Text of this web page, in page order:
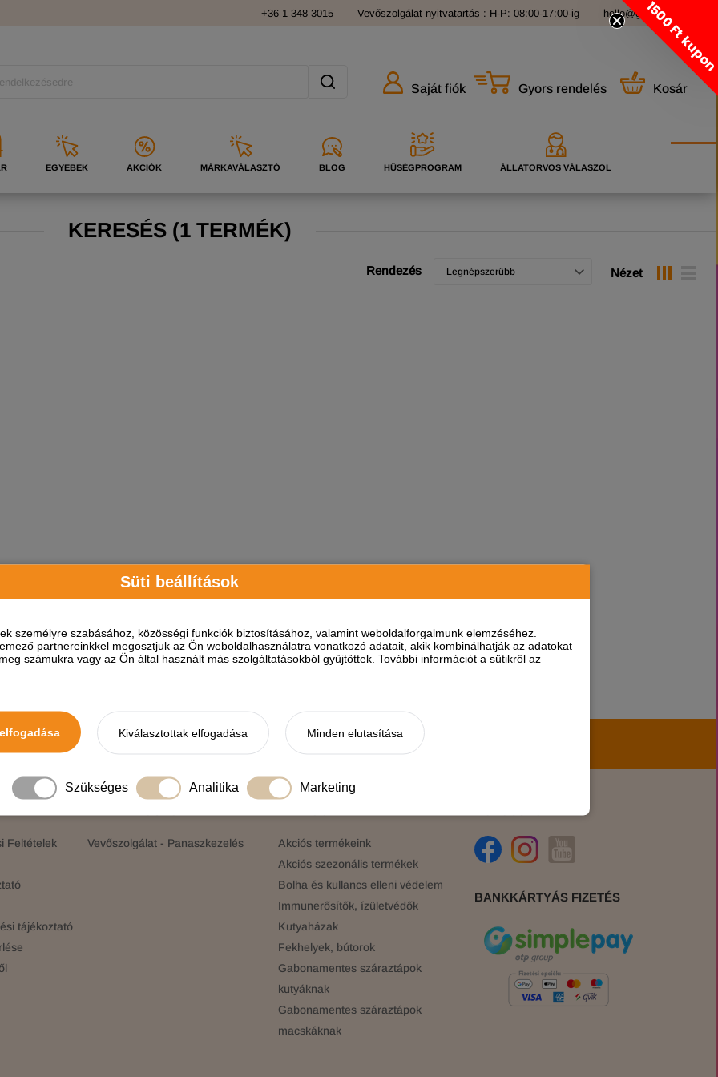
Süti beállítások
személyre szabásához, közösségi funkciók biztosításához, valamint weboldalforgalmunk elemzéséhez.
partnereinkkel megosztjuk az Ön weboldalhasználatra vonatkozó adatait, akik kombinálhatják az adatokat
számukra vagy az Ön által használt más szolgáltatásokból gyűjtöttek. További információt a sütikről az
Kiválasztottak elfogadása Minden elutasítása
Szükséges Analitika Marketing
+36 1 348 3015 Vevőszolgálat nyitvatartás : H-P: 08:00-17:00-ig hello@grandopet.hu
Saját fiók Gyors rendelés Kosár
EGYEBEK AKCIÓK MÁRKAVÁLASZTÓ BLOG HŰSÉGPROGRAM ÁLLATORVOS VÁLASZOL
KERESÉS(1 TERMÉK)
Rendezés Legnépszerűbb Nézet
Értesülj elsőként a legújabb promóciókról, hírekről, akciókról!
Feltételek
tájékoztató
Vevőszolgálat - Panaszkezelés
Akciós termékeink
Akciós szezonális termékek
Bolha és kullancs elleni védelem
Immunerősítők, ízületvédők
Kutyaházak
Fekhelyek, bútorok
Gabonamentes száraztápok
kutyáknak
Gabonamentes száraztápok
macskáknak
BANKKÁRTYÁS FIZETÉS
1500 Ft